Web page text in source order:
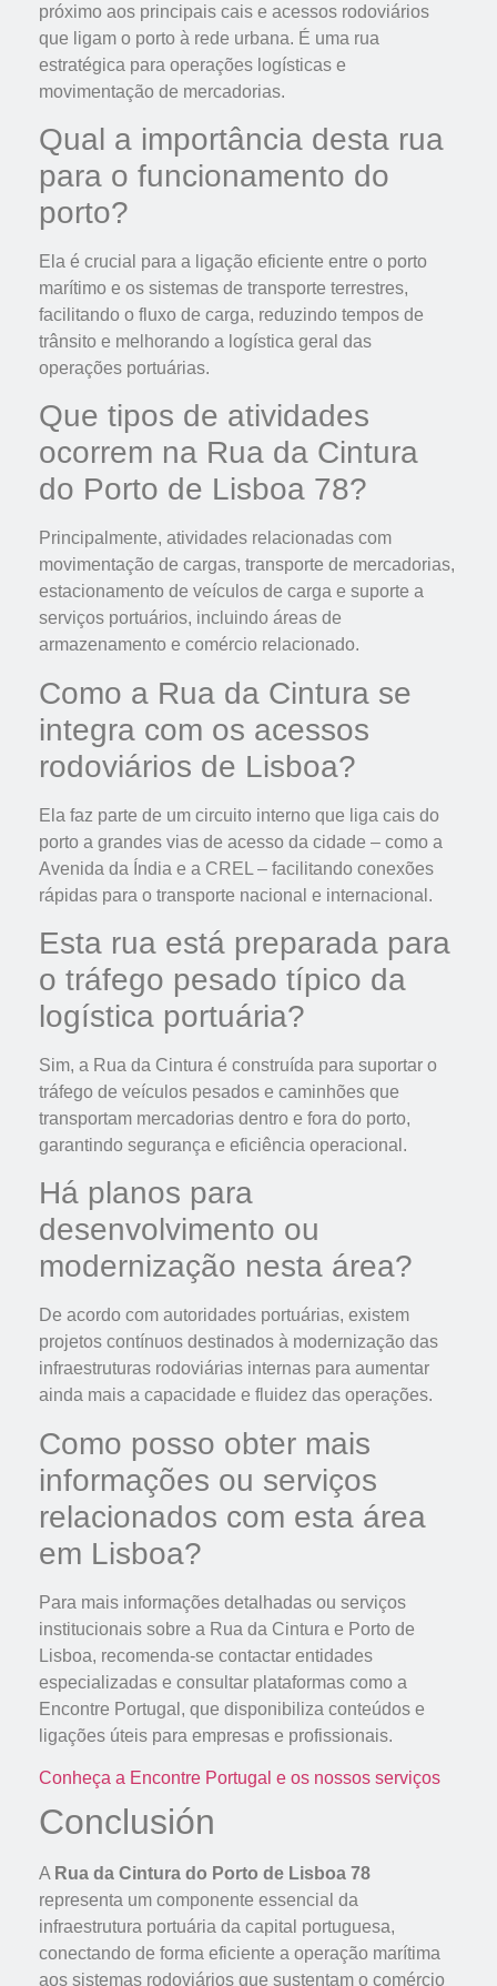
próximo aos principais cais e acessos rodoviários
que ligam o porto à rede urbana. É uma rua
estratégica para operações logísticas e
movimentação de mercadorias.
Qual a importância desta rua
para o funcionamento do
porto?
Ela é crucial para a ligação eficiente entre o porto
marítimo e os sistemas de transporte terrestres,
facilitando o fluxo de carga, reduzindo tempos de
trânsito e melhorando a logística geral das
operações portuárias.
Que tipos de atividades
ocorrem na Rua da Cintura
do Porto de Lisboa 78?
Principalmente, atividades relacionadas com
movimentação de cargas, transporte de mercadorias,
estacionamento de veículos de carga e suporte a
serviços portuários, incluindo áreas de
armazenamento e comércio relacionado.
Como a Rua da Cintura se
integra com os acessos
rodoviários de Lisboa?
Ela faz parte de um circuito interno que liga cais do
porto a grandes vias de acesso da cidade – como a
Avenida da Índia e a CREL – facilitando conexões
rápidas para o transporte nacional e internacional.
Esta rua está preparada para
o tráfego pesado típico da
logística portuária?
Sim, a Rua da Cintura é construída para suportar o
tráfego de veículos pesados e caminhões que
transportam mercadorias dentro e fora do porto,
garantindo segurança e eficiência operacional.
Há planos para
desenvolvimento ou
modernização nesta área?
De acordo com autoridades portuárias, existem
projetos contínuos destinados à modernização das
infraestruturas rodoviárias internas para aumentar
ainda mais a capacidade e fluidez das operações.
Como posso obter mais
informações ou serviços
relacionados com esta área
em Lisboa?
Para mais informações detalhadas ou serviços
institucionais sobre a Rua da Cintura e Porto de
Lisboa, recomenda-se contactar entidades
especializadas e consultar plataformas como a
Encontre Portugal, que disponibiliza conteúdos e
ligações úteis para empresas e profissionais.
Conheça a Encontre Portugal e os nossos serviços
Conclusión
A Rua da Cintura do Porto de Lisboa 78
representa um componente essencial da
infraestrutura portuária da capital portuguesa,
conectando de forma eficiente a operação marítima
aos sistemas rodoviários que sustentam o comércio